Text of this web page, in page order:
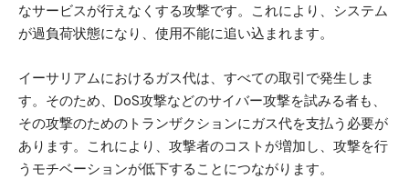
なサービスが行えなくする攻撃です。これにより、システム
が過負荷状態になり、使用不能に追い込まれます。
イーサリアムにおけるガス代は、すべての取引で発生しま
す。そのため、DoS攻撃などのサイバー攻撃を試みる者も、
その攻撃のためのトランザクションにガス代を支払う必要が
あります。これにより、攻撃者のコストが増加し、攻撃を行
うモチベーションが低下することにつながります。